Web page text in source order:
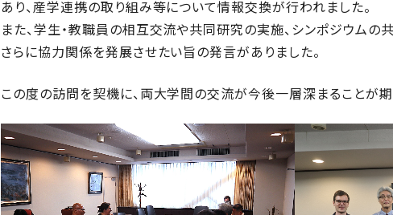
あり、産学連携の取り組み等について情報交換が行われました。
また、学生・教職員の相互交流や共同研究の実施、シンポジウム
さらに協力関係を発展させたい旨の発言がありました。
この度の訪問を契機に、両大学間の交流が今後一層深まることが期